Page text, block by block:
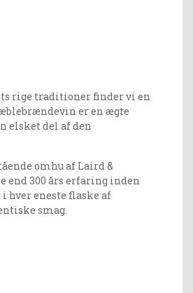
rige traditioner finder vi en
er en ægte
elsket del af den
omhu af Laird &
end 300 års erfaring inden
hver eneste flaske af
smag.